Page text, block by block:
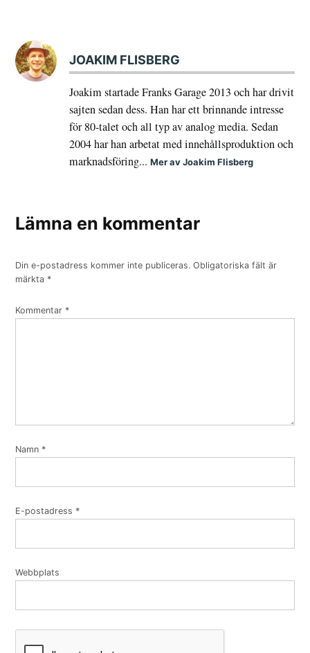
JOAKIM FLISBERG
Joakim startade Franks Garage 2013 och har drivit
sajten sedan dess. Han har ett brinnande intresse
för 80-talet och all typ av analog media. Sedan
2004 har han arbetat med innehållsproduktion och
marknadsföring...Mer av Joakim Flisberg
Lämna en kommentar
Din e-postadress kommer inte publiceras. Obligatoriska fält är
märkta *
Kommentar *
Namn *
E-postadress *
Webbplats